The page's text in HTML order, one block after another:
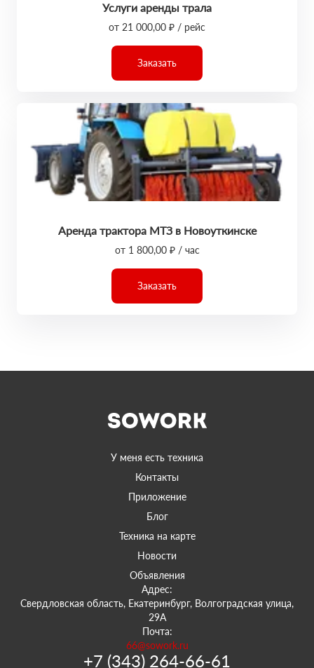
Услуги аренды трала
от 21 000,00 ₽ / рейс
Заказать
Аренда трактора МТЗ в Новоуткинске
от 1 800,00 ₽ / час
Заказать
У меня есть техника
Контакты
Приложение
Блог
Техника на карте
Новости
Объявления
Адрес:
Свердловская область, Екатеринбург, Волгоградская улица,
29А
Почта:
66@sowork.ru
+7 (343) 264-66-61